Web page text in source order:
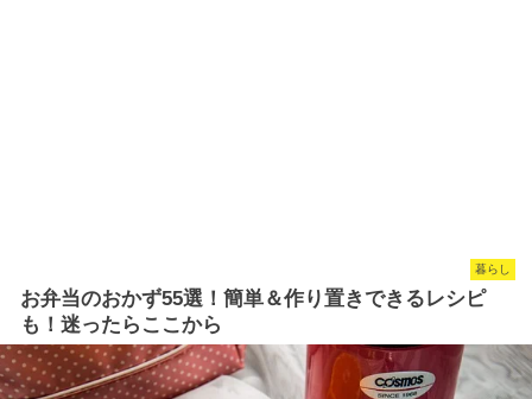
暮らし
お弁当のおかず55選！簡単＆作り置きできるレシピ
も！迷ったらここから